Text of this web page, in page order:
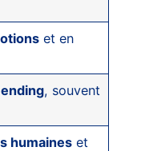
et en
, souvent
humaines et